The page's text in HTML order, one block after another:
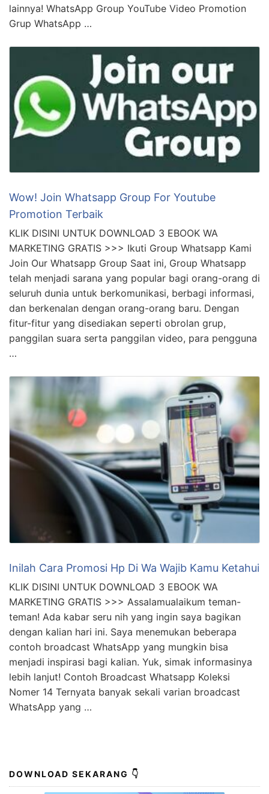
lainnya! WhatsApp Group YouTube Video Promotion
Grup WhatsApp …
Wow! Join Whatsapp Group For Youtube
Promotion Terbaik
KLIK DISINI UNTUK DOWNLOAD 3 EBOOK WA
MARKETING GRATIS >>> Ikuti Group Whatsapp Kami
Join Our Whatsapp Group Saat ini, Group Whatsapp
telah menjadi sarana yang popular bagi orang-orang di
seluruh dunia untuk berkomunikasi, berbagi informasi,
dan berkenalan dengan orang-orang baru. Dengan
fitur-fitur yang disediakan seperti obrolan grup,
panggilan suara serta panggilan video, para pengguna
…
Inilah Cara Promosi Hp Di Wa Wajib Kamu Ketahui
KLIK DISINI UNTUK DOWNLOAD 3 EBOOK WA
MARKETING GRATIS >>> Assalamualaikum teman-
teman! Ada kabar seru nih yang ingin saya bagikan
dengan kalian hari ini. Saya menemukan beberapa
contoh broadcast WhatsApp yang mungkin bisa
menjadi inspirasi bagi kalian. Yuk, simak informasinya
lebih lanjut! Contoh Broadcast Whatsapp Koleksi
Nomer 14 Ternyata banyak sekali varian broadcast
WhatsApp yang …
DOWNLOAD SEKARANG 👇